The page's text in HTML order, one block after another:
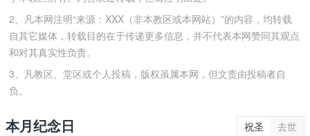
2、凡本网注明“来源：XXX（非本教区或本网站）”的内容，均转载
自其它媒体，转载目的在于传递更多信息，并不代表本网赞同其观点
和对其真实性负责。
3、凡教区、堂区或个人投稿，版权虽属本网，但文责由投稿者自
负。
本月纪念日 祝圣 去世